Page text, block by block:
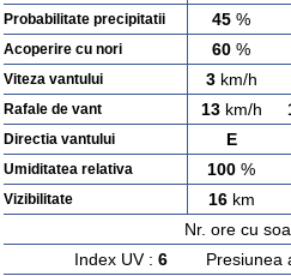
Probabilitate precipitatii 45 %
Acoperire cu nori 60 %
Viteza vantului 3km/h
Rafale de vant 13km/h
Directia vantului E
Umiditatea relativa 100 %
Vizibilitate 16km
Nr. ore cu
Index UV : 6Presiunea